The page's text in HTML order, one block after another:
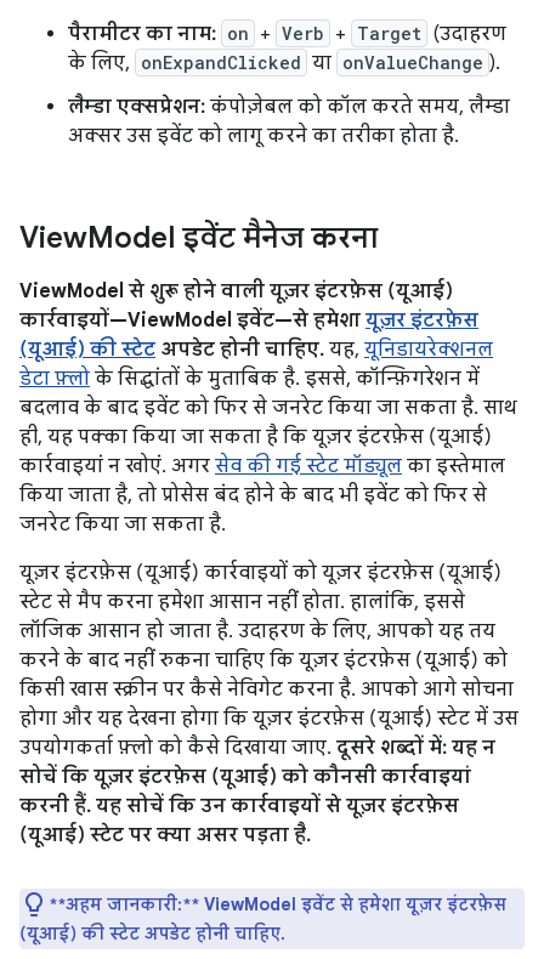
पैरामीटर का नाम: on + Verb + Target (उदाहरण
के लिए, onExpandClicked या onValueChange ).
लैम्डा एक्सप्रेशन: कंपोज़ेबल को कॉल करते समय, लैम्डा
अक्सर उस इवेंट को लागू करने का तरीका होता है.
ViewModel इवेंट मैनेज करना
ViewModel से शुरू होने वाली यूज़र इंटरफ़ेस (यूआई)
कार्रवाइयों—ViewModel इवेंट—से हमेशा यूज़र इंटरफ़ेस
(यूआई) की स्टेट अपडेट होनी चाहिए. यह, यूनिडायरेक्शनल
डेटा फ़्लो के सिद्धांतों के मुताबिक है. इससे, कॉन्फ़िगरेशन में
बदलाव के बाद इवेंट को फिर से जनरेट किया जा सकता है. साथ
ही, यह पक्का किया जा सकता है कि यूज़र इंटरफ़ेस (यूआई)
कार्रवाइयां न खोएं. अगर सेव की गई स्टेट मॉड्यूल का इस्तेमाल
किया जाता है, तो प्रोसेस बंद होने के बाद भी इवेंट को फिर से
जनरेट किया जा सकता है.
यूज़र इंटरफ़ेस (यूआई) कार्रवाइयों को यूज़र इंटरफ़ेस (यूआई)
स्टेट से मैप करना हमेशा आसान नहीं होता. हालांकि, इससे
लॉजिक आसान हो जाता है. उदाहरण के लिए, आपको यह तय
करने के बाद नहीं रुकना चाहिए कि यूज़र इंटरफ़ेस (यूआई) को
किसी खास स्क्रीन पर कैसे नेविगेट करना है. आपको आगे सोचना
होगा और यह देखना होगा कि यूज़र इंटरफ़ेस (यूआई) स्टेट में उस
उपयोगकर्ता फ़्लो को कैसे दिखाया जाए. दूसरे शब्दों में: यह न
सोचें कि यूज़र इंटरफ़ेस (यूआई) को कौनसी कार्रवाइयां
करनी हैं. यह सोचें कि उन कार्रवाइयों से यूज़र इंटरफ़ेस
(यूआई) स्टेट पर क्या असर पड़ता है.
**अहम जानकारी:** ViewModel इवेंट से हमेशा यूज़र इंटरफ़ेस
(यूआई) की स्टेट अपडेट होनी चाहिए.